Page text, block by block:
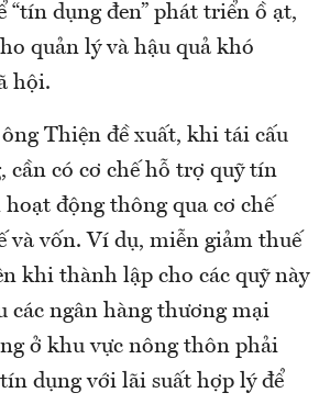
“tín dụng đen” phát triển ồ ạt,
quản lý và hậu quả khó
hội.
Thiện đề xuất, khi tái cấu
cần có cơ chế hỗ trợ quỹ tín
động thông qua cơ chế
và vốn. Ví dụ, miễn giảm thuế
khi thành lập cho các quỹ này
các ngân hàng thương mại
ở khu vực nông thôn phải
dụng với lãi suất hợp lý để